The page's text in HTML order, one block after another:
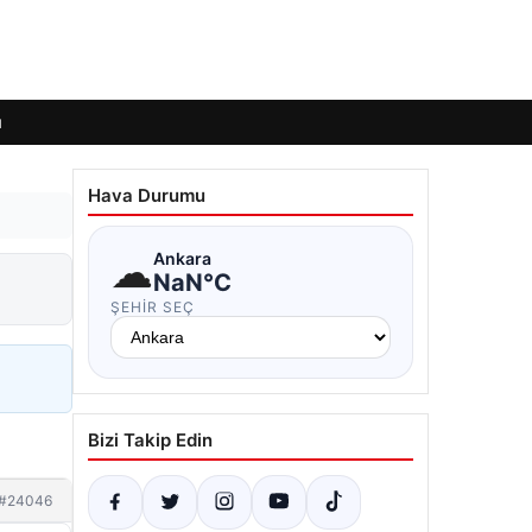
Hava Durumu
☁Ankara
NaN°C
ŞEHIR SEÇ
Bizi Takip Edin